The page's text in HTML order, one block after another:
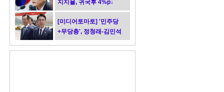
지지율, 귀국후 4%p↓
[미디어토마토] '민주당
+무당층', 정청래-김민석
0.1%p차 초접전